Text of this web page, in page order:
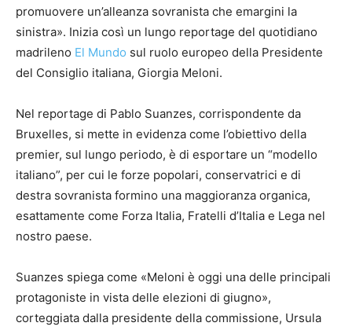
promuovere un’alleanza sovranista che emargini la
sinistra». Inizia così un lungo reportage del quotidiano
madrileno El Mundo sul ruolo europeo della Presidente
del Consiglio italiana, Giorgia Meloni.
Nel reportage di Pablo Suanzes, corrispondente da
Bruxelles, si mette in evidenza come l’obiettivo della
premier, sul lungo periodo, è di esportare un “modello
italiano”, per cui le forze popolari, conservatrici e di
destra sovranista formino una maggioranza organica,
esattamente come Forza Italia, Fratelli d’Italia e Lega nel
nostro paese.
Suanzes spiega come «Meloni è oggi una delle principali
protagoniste in vista delle elezioni di giugno»,
corteggiata dalla presidente della commissione, Ursula